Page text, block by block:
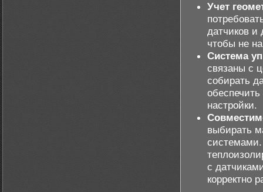
Учет
датчиков и
чтобы не
Система
связаны с
собирать
настройки.
выбирать
системами.
с
корректно